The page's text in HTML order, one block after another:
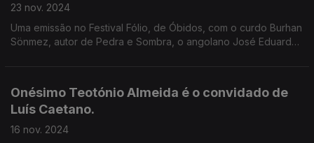
23 nov. 2024
Uma emissão no Festival Fólio, de Óbidos, com o curdo Burhan
Sönmez, autor de Pedra e Sombra, o angolano José Eduardo
Onésimo Teotónio Almeida é o convidado de
Luís Caetano.
16 nov. 2024